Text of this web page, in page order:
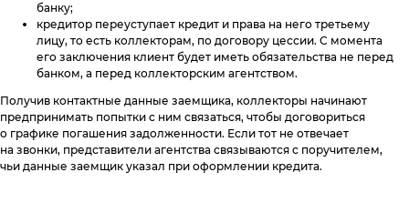
банку;
кредитор переуступает кредит и права на него третьему
лицу, то есть коллекторам, по договору цессии. С момента
его заключения клиент будет иметь обязательства не перед
банком, а перед коллекторским агентством.
Получив контактные данные заемщика, коллекторы начинают
предпринимать попытки с ним связаться, чтобы договориться
о графике погашения задолженности. Если тот не отвечает
на звонки, представители агентства связываются с поручителем,
чьи данные заемщик указал при оформлении кредита.